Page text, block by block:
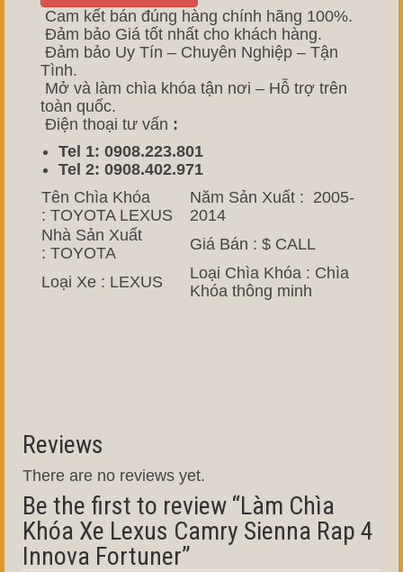
Cam kết bán đúng hàng chính hãng 100%.
Đảm bảo Giá tốt nhất cho khách hàng.
Đảm bảo Uy Tín – Chuyên Nghiệp – Tận
Tình.
Mở và làm chìa khóa tận nơi – Hỗ trợ trên
toàn quốc.
Điện thoại tư vấn :
Tel 1: 0908.223.801
Tel 2: 0908.402.971
Tên Chìa Khóa
: TOYOTA LEXUS
Năm Sản Xuất : 2005-
2014
Nhà Sản Xuất
: TOYOTA
Giá Bán : $ CALL
Loại Xe : LEXUS
Loại Chìa Khóa : Chìa
Khóa thông minh
Reviews
There are no reviews yet.
Be the first to review “Làm Chìa
Khóa Xe Lexus Camry Sienna Rap 4
Innova Fortuner”